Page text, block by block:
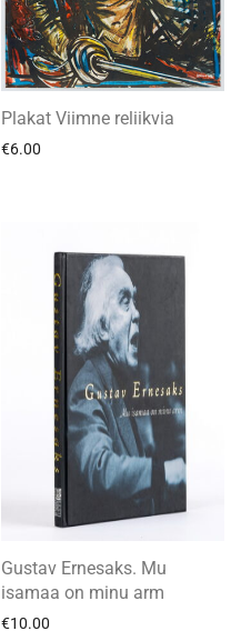
Plakat Viimne reliikvia
€6.00
Gustav Ernesaks. Mu
isamaa on minu arm
€10.00